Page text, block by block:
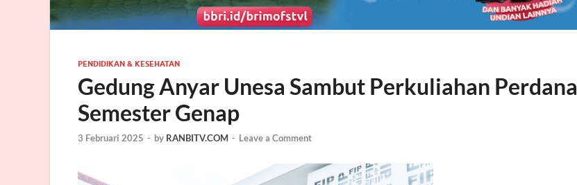
PENDIDIKAN & KESEHATAN
Gedung Anyar Unesa Sambut Perkuliahan Perdana
Semester Genap
3 Februari 2025 - by RANBITV.COM - Leave a Comment